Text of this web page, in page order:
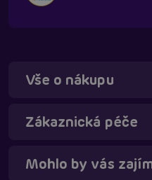
Vše o nákupu
Zákaznická péče
Mohlo by vás